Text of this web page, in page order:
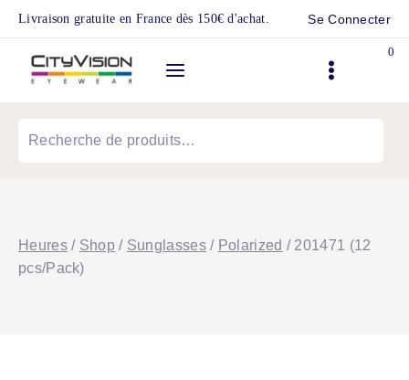
Skip
content
Livraison gratuite en France dès 150€ d'achat. Se Connecter
0
Heures / Shop / Sunglasses / Polarized / 201471 (12
pcs/Pack)